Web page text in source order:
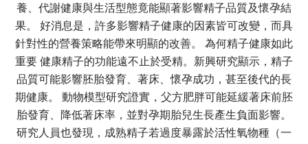
養、代謝健康與生活型態竟能顯著影響精子品質及懷孕結
果。 好消息是，許多影響精子健康的因素皆可改變，而具
針對性的營養策略能帶來明顯的改善。 為何精子健康如此
重要 健康精子的功能遠不止於受精。新興研究顯示，精子
品質可能影響胚胎發育、著床、懷孕成功，甚至後代的長
期健康。 動物模型研究證實，父方肥胖可能延緩著床前胚
胎發育、降低著床率，並對孕期胎兒生長產生負面影響。
研究人員也發現，成熟精子若過度暴露於活性氧物種（一